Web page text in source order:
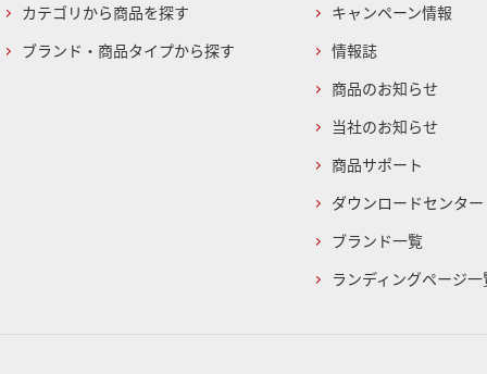
カテゴリから商品を探す
ブランド・商品タイプから探す
キャンペーン情報
情報誌
商品のお知らせ
当社のお知らせ
商品サポート
ダウンロードセンター
ブランド一覧
ランディングページ一